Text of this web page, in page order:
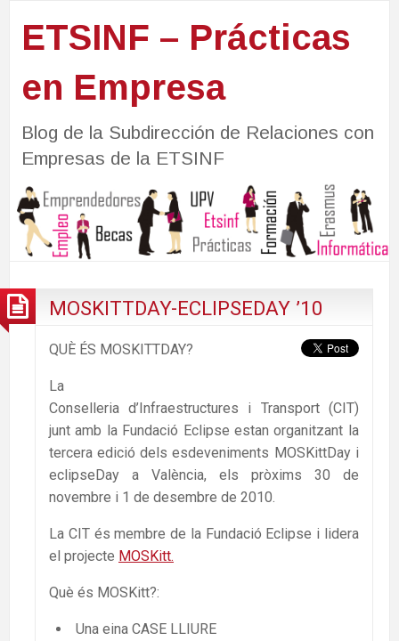
ETSINF – Prácticas
en Empresa
Blog de la Subdirección de Relaciones con
Empresas de la ETSINF
MOSKITTDAY-ECLIPSEDAY ’10
QUÈ ÉS MOSKITTDAY?
La
Conselleria d’Infraestructures i Transport (CIT)
junt amb la Fundació Eclipse estan organitzant la
tercera edició dels esdeveniments MOSKittDay i
eclipseDay a València, els pròxims 30 de
novembre i 1 de desembre de 2010.
La CIT és membre de la Fundació Eclipse i lidera
el projecte MOSKitt.
Què és MOSKitt?:
Una eina CASE LLIURE